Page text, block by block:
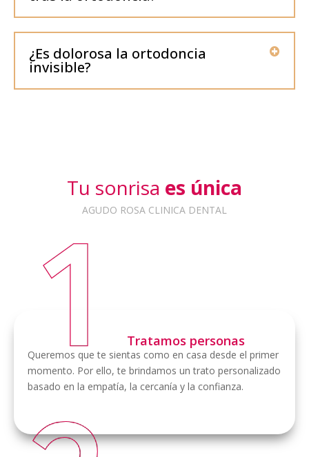
¿Es dolorosa la ortodoncia
invisible?
Tu sonrisa es única
AGUDO ROSA CLINICA DENTAL
Tratamos personas
Queremos que te sientas como en casa desde el primer
momento. Por ello, te brindamos un trato personalizado
basado en la empatía, la cercanía y la confianza.